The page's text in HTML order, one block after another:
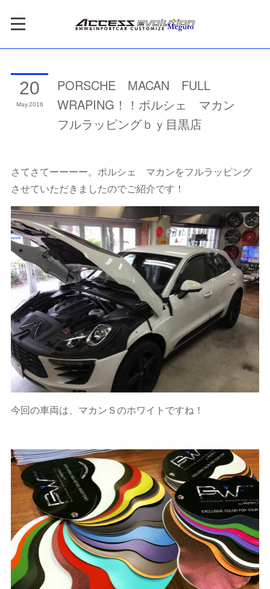
20
May 2016
PORSCHE MACAN FULL
WRAPING！！ポルシェ マカン
フルラッピングｂｙ目黒店
さてさてーーーー。ポルシェ マカンをフルラッピング
させていただきましたのでご紹介です！
今回の車両は、マカンＳのホワイトですね！